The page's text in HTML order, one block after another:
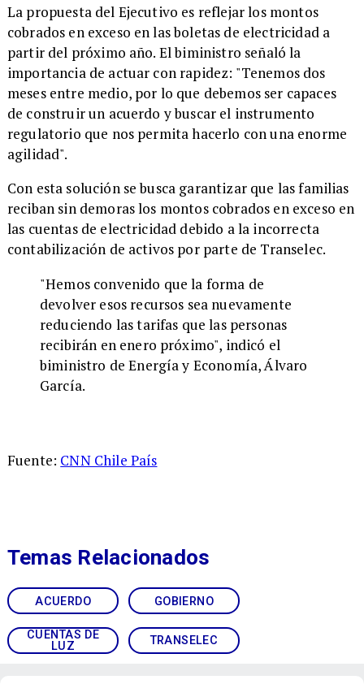
La propuesta del Ejecutivo es reflejar los montos
cobrados en exceso en las boletas de electricidad a
partir del próximo año. El biministro señaló la
importancia de actuar con rapidez: "Tenemos dos
meses entre medio, por lo que debemos ser capaces
de construir un acuerdo y buscar el instrumento
regulatorio que nos permita hacerlo con una enorme
agilidad".
Con esta solución se busca garantizar que las familias
reciban sin demoras los montos cobrados en exceso en
las cuentas de electricidad debido a la incorrecta
contabilización de activos por parte de Transelec.
"Hemos convenido que la forma de
devolver esos recursos sea nuevamente
reduciendo las tarifas que las personas
recibirán en enero próximo", indicó el
biministro de Energía y Economía, Álvaro
García.
Fuente: CNN Chile País
ACUERDO GOBIERNO
CUENTAS DE
LUZ
TRANSELEC
Temas Relacionados